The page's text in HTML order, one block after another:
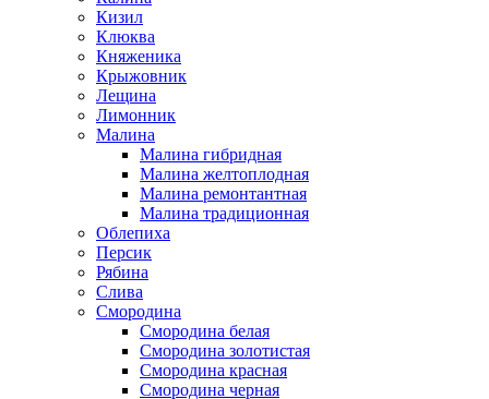
Кизил
Клюква
Княженика
Крыжовник
Лещина
Лимонник
Малина
Малина гибридная
Малина желтоплодная
Малина ремонтантная
Малина традиционная
Облепиха
Персик
Рябина
Слива
Смородина
Смородина белая
Смородина золотистая
Смородина красная
Смородина черная